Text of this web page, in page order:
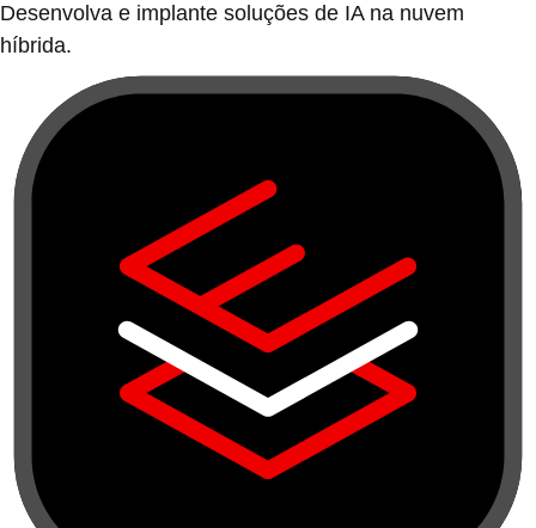
Desenvolva e implante soluções de IA na nuvem
híbrida.